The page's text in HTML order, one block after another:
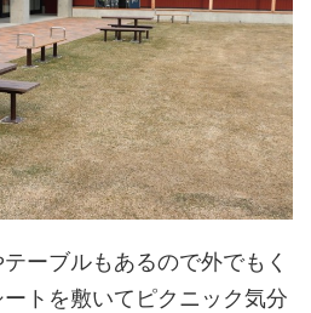
ーブルもあるので外でもく
トを敷いてピクニック気分